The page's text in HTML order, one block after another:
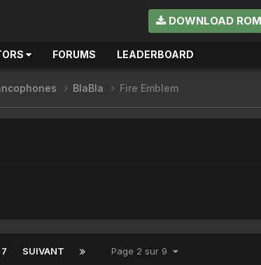
DOWNLOAD
FORUMS LEADERBOARD
BlaBla Fire Emblem
7 SUIVANT Page 2 sur 9